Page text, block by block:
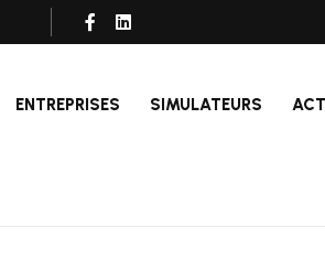
ENTREPRISES SIMULATEURS